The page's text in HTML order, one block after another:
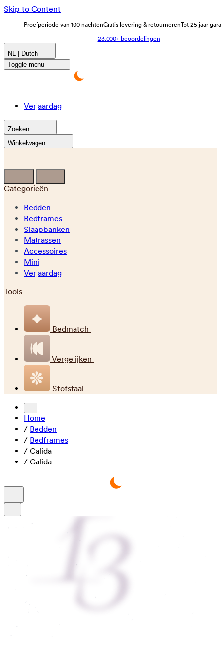
Skip to Content
Proefperiode van 100 nachtenGratis levering & retournerenTot 25 jaar
23.000+ beoordelingen
NL | Dutch
Toggle menu
Verjaardag
Zoeken
Winkelwagen
Categorieën
Bedden
Bedframes
Slaapbanken
Matrassen
Accessoires
Mini
Verjaardag
Tools
Bedmatch
Vergelijken
Stofstaal
...
Home
/ Bedden
/ Bedframes
/ Calida
/ Calida